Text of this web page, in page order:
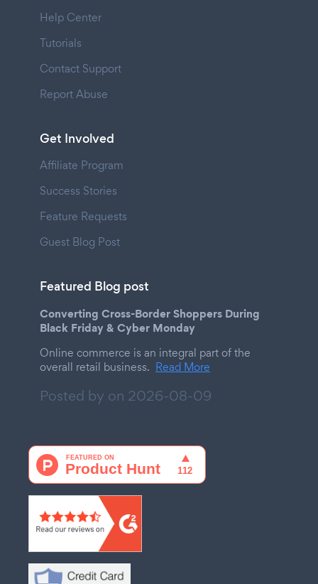
Help Center
Tutorials
Contact Support
Report Abuse
Get Involved
Affiliate Program
Success Stories
Feature Requests
Guest Blog Post
Featured Blog post
Converting Cross-Border Shoppers During
Black Friday & Cyber Monday
Online commerce is an integral part of the
overall retail business. Read More
Posted by on 2026-08-09